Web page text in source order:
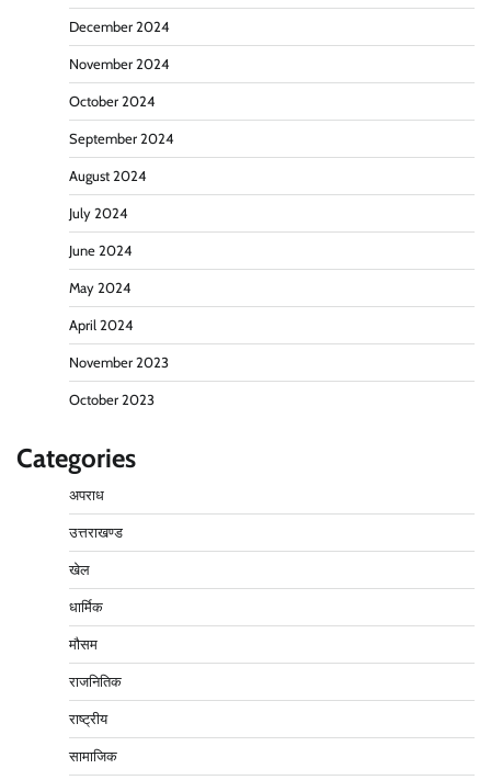
December 2024
November 2024
October 2024
September 2024
August 2024
July 2024
June 2024
May 2024
April 2024
November 2023
October 2023
Categories
अपराध
उत्तराखण्ड
खेल
धार्मिक
मौसम
राजनितिक
राष्ट्रीय
सामाजिक